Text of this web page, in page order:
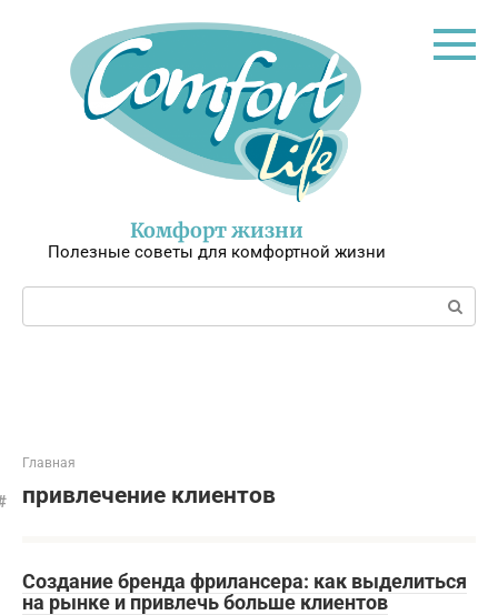
Комфорт жизни
Полезные советы для комфортной жизни
Поиск:
Главная
привлечение клиентов
Создание бренда фрилансера: как выделиться
на рынке и привлечь больше клиентов